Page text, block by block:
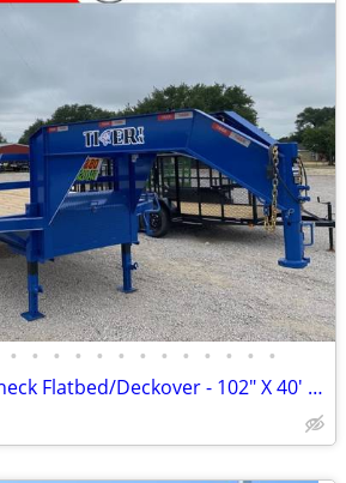
• • • • • • • • • • • • •
2026 Tiger - Gooseneck Flatbed/Deckover - 102" X 40' Trailer